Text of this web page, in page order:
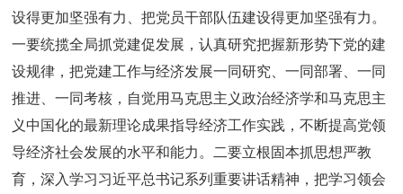
设得更加坚强有力、把党员干部队伍建设得更加坚强有力。
一要统揽全局抓党建促发展，认真研究把握新形势下党的建
设规律，把党建工作与经济发展一同研究、一同部署、一同
推进、一同考核，自觉用马克思主义政治经济学和马克思主
义中国化的最新理论成果指导经济工作实践，不断提高党领
导经济社会发展的水平和能力。二要立根固本抓思想严教
育，深入学习习近平总书记系列重要讲话精神，把学习领会